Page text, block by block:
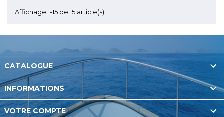
Affichage 1-15 de 15 article(s)
CATALOGUE 
INFORMATIONS 
VOTRE COMPTE 